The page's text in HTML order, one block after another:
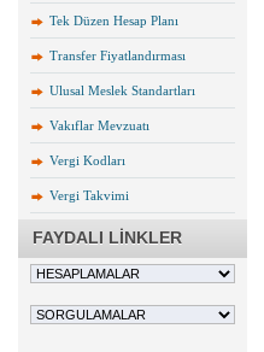
Tek Düzen Hesap Planı
Transfer Fiyatlandırması
Ulusal Meslek Standartları
Vakıflar Mevzuatı
Vergi Kodları
Vergi Takvimi
FAYDALI LİNKLER